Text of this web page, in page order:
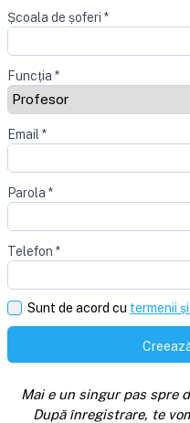
Școala de șoferi *
Funcția *
Email *
Parola *
Telefon *
Sunt de acord cu termenii
Mai e un singur pas spre
După înregistrare, te